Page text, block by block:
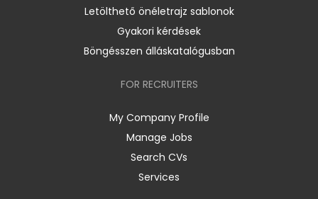
Letölthető önéletrajz sablonok
Gyakori kérdések
Böngésszen álláskatalógusban
FOR RECRUITERS
My Company Profile
Manage Jobs
Search CVs
Services